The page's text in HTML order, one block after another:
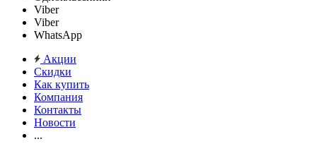
Viber
Viber
WhatsApp
Акции
Скидки
Как купить
Компания
Контакты
Новости
...